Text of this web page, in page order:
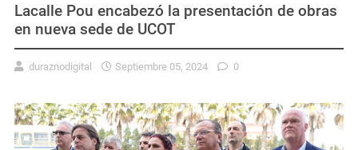
Lacalle Pou encabezó la presentación de obras
en nueva sede de UCOT
duraznodigital Septiembre 05, 2024 0